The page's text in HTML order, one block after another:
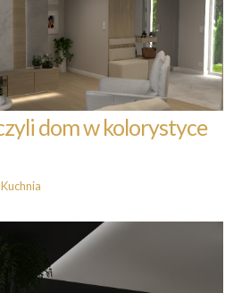
czyli dom w
taupe …
#Komunikacja #Kuchnia
dom w kolorystyce